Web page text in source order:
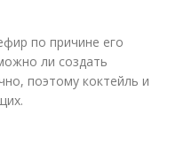
по причине его
ли создать
поэтому коктейль и